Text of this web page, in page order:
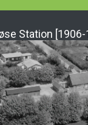
Station [1906-